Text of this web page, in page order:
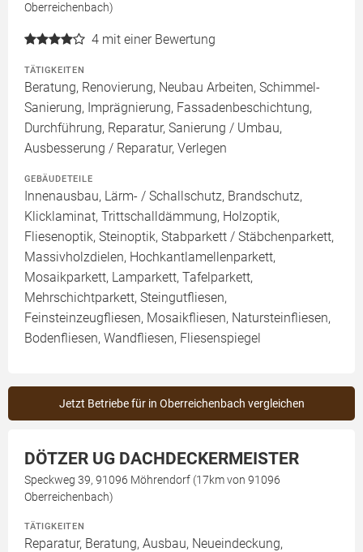
Oberreichenbach)
4 mit einer Bewertung
TÄTIGKEITEN
Beratung, Renovierung, Neubau Arbeiten, Schimmel-
Sanierung, Imprägnierung, Fassadenbeschichtung,
Durchführung, Reparatur, Sanierung / Umbau,
Ausbesserung / Reparatur, Verlegen
GEBÄUDETEILE
Innenausbau, Lärm- / Schallschutz, Brandschutz,
Klicklaminat, Trittschalldämmung, Holzoptik,
Fliesenoptik, Steinoptik, Stabparkett / Stäbchenparkett,
Massivholzdielen, Hochkantlamellenparkett,
Mosaikparkett, Lamparkett, Tafelparkett,
Mehrschichtparkett, Steingutfliesen,
Feinsteinzeugfliesen, Mosaikfliesen, Natursteinfliesen,
Bodenfliesen, Wandfliesen, Fliesenspiegel
Jetzt Betriebe für in Oberreichenbach vergleichen
DÖTZER UG DACHDECKERMEISTER
Speckweg 39, 91096 Möhrendorf (17km von 91096
Oberreichenbach)
TÄTIGKEITEN
Reparatur, Beratung, Ausbau, Neueindeckung,